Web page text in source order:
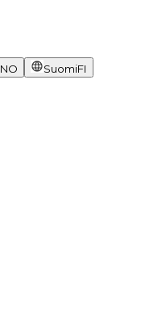
NO SuomiFI